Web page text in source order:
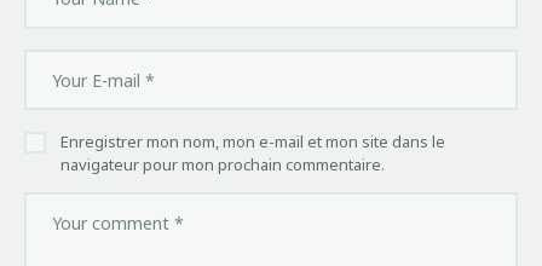
Enregistrer mon nom, mon e-mail et mon site dans le
navigateur pour mon prochain commentaire.